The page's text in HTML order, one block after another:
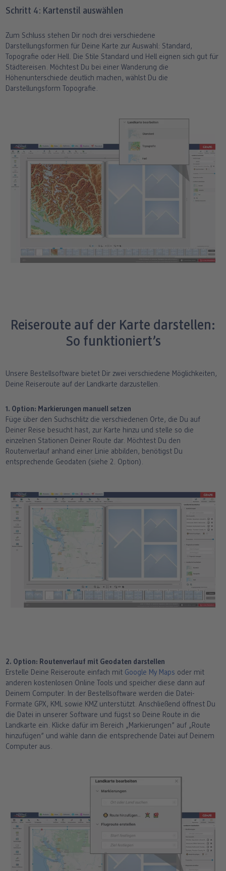
Schritt 4: Kartenstil auswählen
Zum Schluss stehen Dir noch drei verschiedene
Darstellungsformen für Deine Karte zur Auswahl: Standard,
Topografie oder Hell. Die Stile Standard und Hell eignen sich gut für
Städtereisen. Möchtest Du bei einer Wanderung die
Höhenunterschiede deutlich machen, wählst Du die
Darstellungsform Topografie.
Reiseroute auf der Karte darstellen:
So funktioniert’s
Unsere Bestellsoftware bietet Dir zwei verschiedene Möglichkeiten,
Deine Reiseroute auf der Landkarte darzustellen.
1. Option: Markierungen manuell setzen
Füge über den Suchschlitz die verschiedenen Orte, die Du auf
Deiner Reise besucht hast, zur Karte hinzu und stelle so die
einzelnen Stationen Deiner Route dar. Möchtest Du den
Routenverlauf anhand einer Linie abbilden, benötigst Du
entsprechende Geodaten (siehe 2. Option).
2. Option: Routenverlauf mit Geodaten darstellen
Erstelle Deine Reiseroute einfach mit Google My Maps oder mit
anderen kostenlosen Online Tools und speicher diese dann auf
Deinem Computer. In der Bestellsoftware werden die Datei-
Formate GPX, KML sowie KMZ unterstützt. Anschließend öffnest Du
die Datei in unserer Software und fügst so Deine Route in die
Landkarte ein. Klicke dafür im Bereich „Markierungen” auf „Route
hinzufügen” und wähle dann die entsprechende Datei auf Deinem
Computer aus.